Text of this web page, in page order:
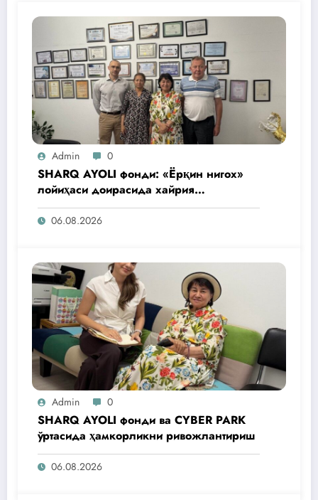
Admin 0
SHARQ AYOLI фонди: «Ёрқин нигох»
лойиҳаси доирасида хайрия
операциялари ўтказилади
06.08.2026
Admin 0
SHARQ AYOLI фонди ва CYBER PARK
ўртасида ҳамкорликни ривожлантириш
06.08.2026